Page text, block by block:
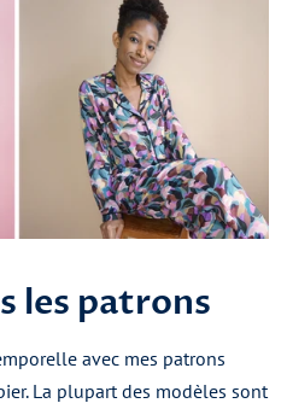
les patrons
avec mes patrons
La plupart des modèles sont